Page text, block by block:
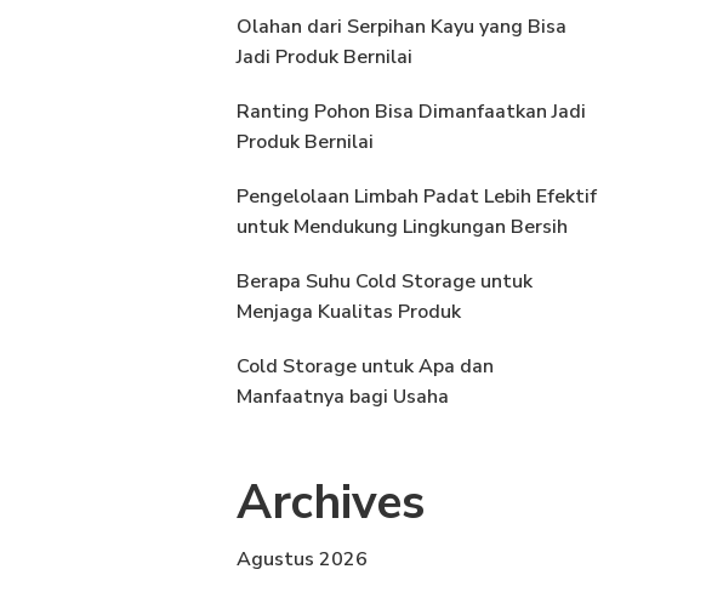
Olahan dari Serpihan Kayu yang Bisa
Jadi Produk Bernilai
Ranting Pohon Bisa Dimanfaatkan Jadi
Produk Bernilai
Pengelolaan Limbah Padat Lebih Efektif
untuk Mendukung Lingkungan Bersih
Berapa Suhu Cold Storage untuk
Menjaga Kualitas Produk
Cold Storage untuk Apa dan
Manfaatnya bagi Usaha
Archives
Agustus 2026